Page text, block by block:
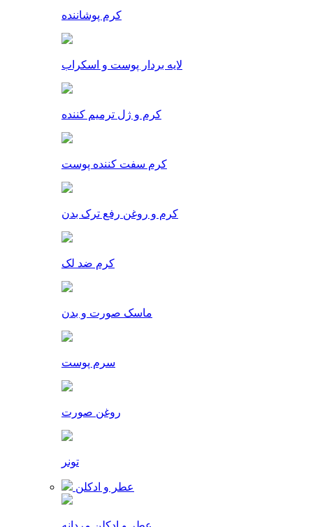
کرم پوشاننده
لایه بردار پوست و اسکراب
کرم و ژل ترمیم کننده
کرم سفت کننده پوست
کرم و روغن رفع ترک بدن
کرم ضد لک
ماسک صورت و بدن
سرم پوست
روغن صورت
تونر
عطر و ادکلن